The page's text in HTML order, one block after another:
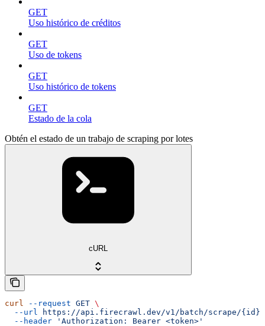
GET
Uso histórico de créditos
GET
Uso de tokens
GET
Uso histórico de tokens
GET
Estado de la cola
Obtén el estado de un trabajo de scraping por lotes
cURL
curl --request GET \
  --url
https://api.firecrawl.dev/v1/batch/scrape/{id}
  --header
'Authorization: Bearer <token>'